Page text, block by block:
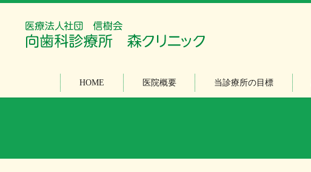
HOME 医院概要 当診療所の目標